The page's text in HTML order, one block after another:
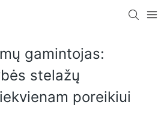
gamintojas:
stelažų
poreikiui